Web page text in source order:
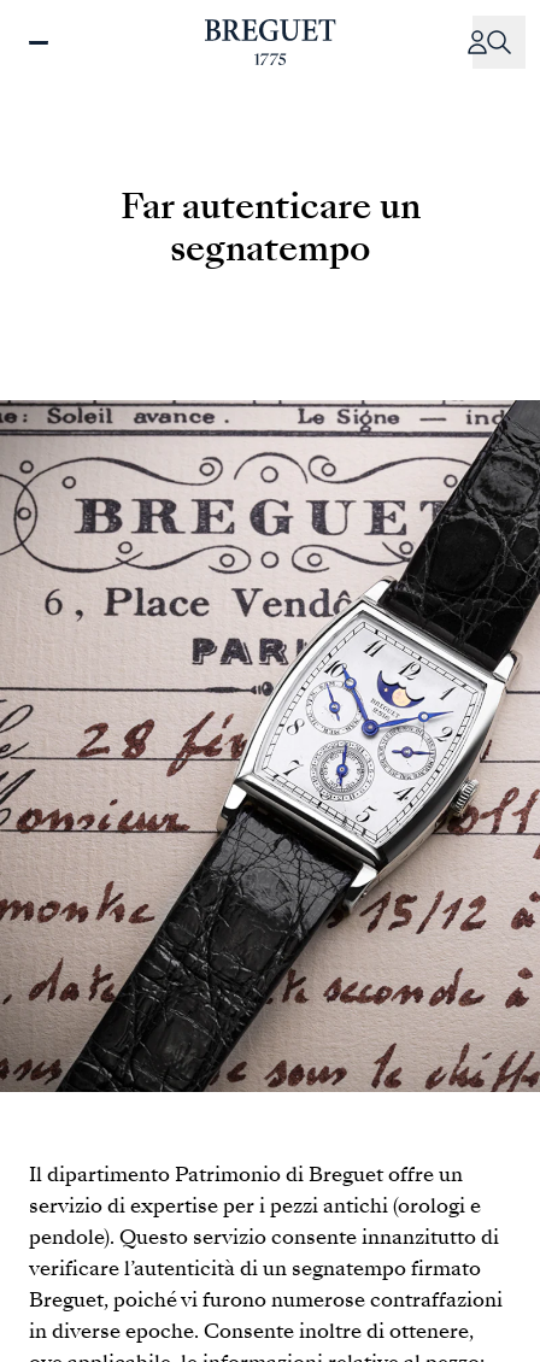
Far autenticare un
segnatempo
Il dipartimento Patrimonio di Breguet offre un
servizio di expertise per i pezzi antichi (orologi e
pendole). Questo servizio consente innanzitutto di
verificare l’autenticità di un segnatempo firmato
Breguet, poiché vi furono numerose contraffazioni
in diverse epoche. Consente inoltre di ottenere,